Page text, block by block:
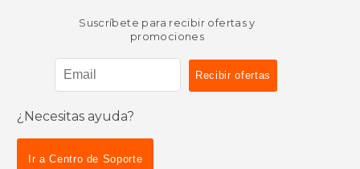
dcto. $ 11.01
Suscríbete para recibir ofertas y
promociones
¿Necesitas ayuda?
Ir a Centro de Soporte